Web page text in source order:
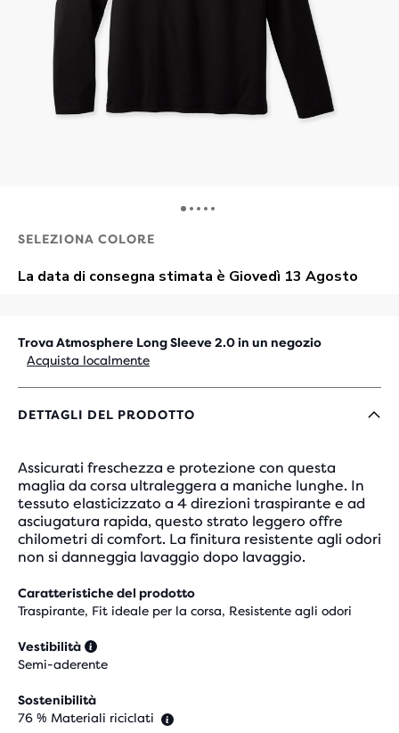
SELEZIONA COLORE
Trova Atmosphere Long Sleeve 2.0 in un negozio
Acquista localmente
DETTAGLI DEL PRODOTTO
Assicurati freschezza e protezione con questa
maglia da corsa ultraleggera a maniche lunghe. In
tessuto elasticizzato a 4 direzioni traspirante e ad
asciugatura rapida, questo strato leggero offre
chilometri di comfort. La finitura resistente agli odori
non si danneggia lavaggio dopo lavaggio.
Caratteristiche del prodotto
Traspirante, Fit ideale per la corsa, Resistente agli odori
Vestibilità
Semi-aderente
Sostenibilità
76 % Materiali riciclati